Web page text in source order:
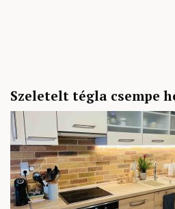
Szeletelt tégla csempe